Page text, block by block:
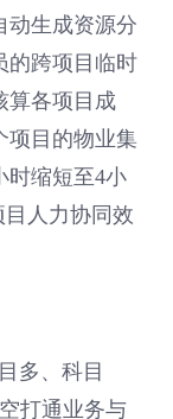
动生成资源分
的跨项目临时
算各项目成
项目的物业集
时缩短至4小
人力协同效
多、科目
打通业务与